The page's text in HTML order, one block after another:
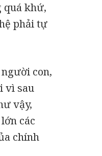
quá khứ,
phải tự
con,
vì sau
vậy,
các
chính